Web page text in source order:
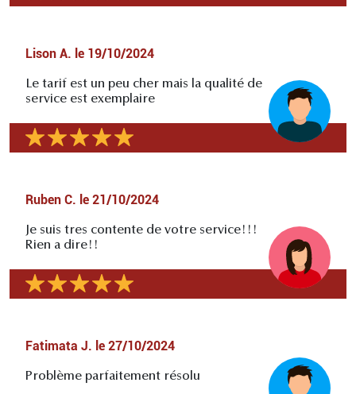
Lison A. le 19/10/2024
Le tarif est un peu cher mais la qualité de
service est exemplaire
Ruben C. le 21/10/2024
Je suis tres contente de votre service!!!
Rien a dire!!
Fatimata J. le 27/10/2024
Problème parfaitement résolu